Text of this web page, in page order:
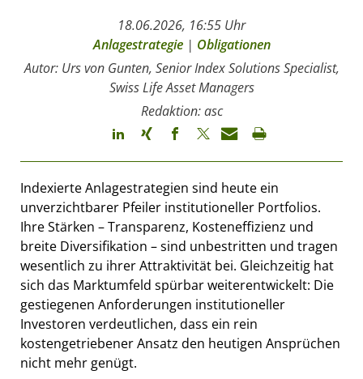
18.06.2026, 16:55 Uhr
Anlagestrategie| Obligationen
Autor: Urs von Gunten, Senior Index Solutions Specialist,
Swiss Life Asset Managers
Redaktion: asc
Indexierte Anlagestrategien sind heute ein
unverzichtbarer Pfeiler institutioneller Portfolios.
Ihre Stärken – Transparenz, Kosteneffizienz und
breite Diversifikation – sind unbestritten und tragen
wesentlich zu ihrer Attraktivität bei. Gleichzeitig hat
sich das Marktumfeld spürbar weiterentwickelt: Die
gestiegenen Anforderungen institutioneller
Investoren verdeutlichen, dass ein rein
kostengetriebener Ansatz den heutigen Ansprüchen
nicht mehr genügt.